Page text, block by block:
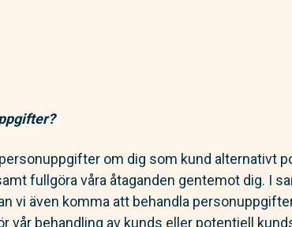
om dig som kund alternativt
fullgöra våra åtaganden gentemot dig. I
vi även komma att behandla
vår behandling av kunds eller potentiell